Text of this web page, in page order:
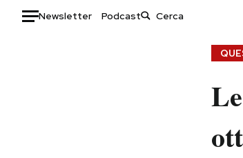
Newsletter Podcast